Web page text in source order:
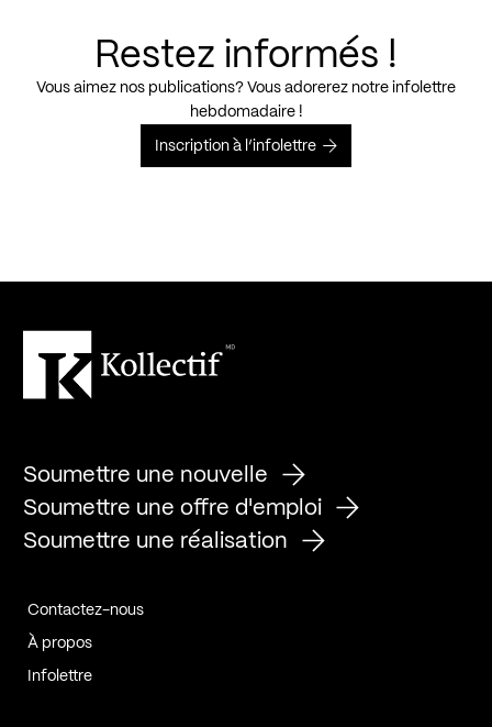
Restez informés !
Vous aimez nos publications? Vous adorerez notre infolettre
hebdomadaire !
Inscription à l’infolettre
Soumettre une nouvelle
Soumettre une offre d'emploi
Soumettre une réalisation
Contactez-nous
À propos
Infolettre